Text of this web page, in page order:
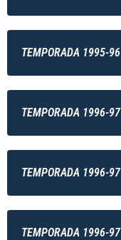
TEMPORADA 1995-96
TEMPORADA 1996-97
TEMPORADA 1996-97
TEMPORADA 1996-97